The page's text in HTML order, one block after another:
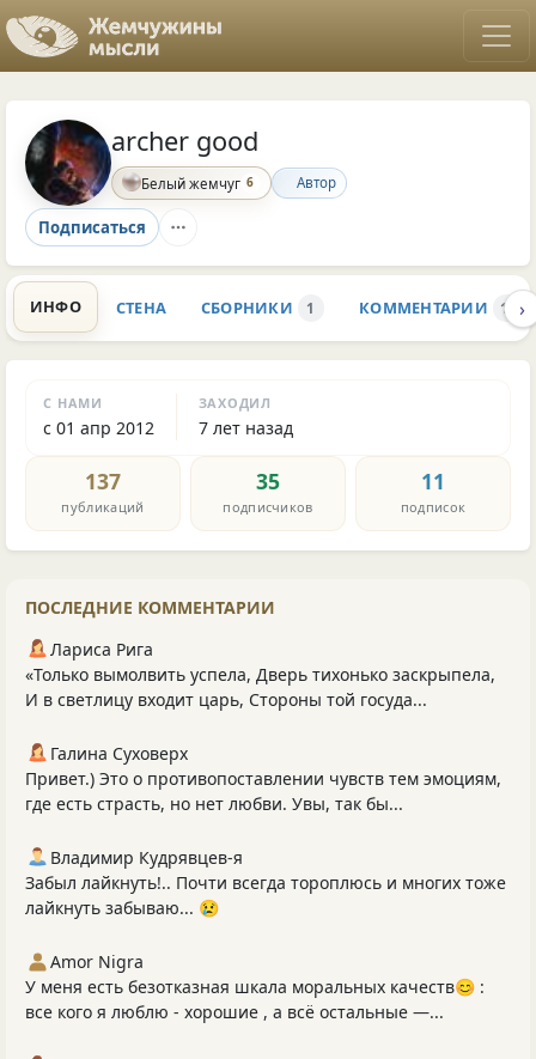
archer good
Белый жемчуг 6 Автор
Подписаться
ИНФО СТЕНА СБОРНИКИ 1 КОММЕНТАРИИ ›
С НАМИ
с 01 апр 2012
ЗАХОДИЛ
7 лет назад
137
публикаций
35
подписчиков
11
подписок
ПОСЛЕДНИЕ КОММЕНТАРИИ
Лариса Рига
«Только вымолвить успела, Дверь тихонько заскрыпела,
И в светлицу входит царь, Стороны той госуда...
Галина Суховерх
Привет.) Это о противопоставлении чувств тем эмоциям,
где есть страсть, но нет любви. Увы, так бы...
Владимир Кудрявцев-я
Забыл лайкнуть!.. Почти всегда тороплюсь и многих тоже
лайкнуть забываю... 😢
Amor Nigra
У меня есть безотказная шкала моральных качеств😊 :
все кого я люблю - хорошие , а всё остальные —...